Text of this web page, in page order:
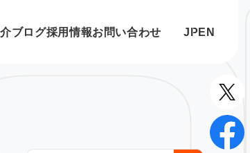
ブログ採用情報お問い合わせ JP EN